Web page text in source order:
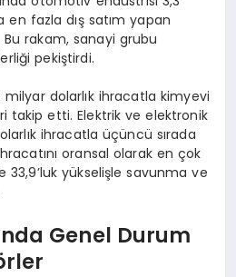
en fazla dış satım yapan
Bu rakam, sanayi grubu
pekiştirdi.
dolarlık ihracatla kimyevi
takip etti. Elektrik ve elektronik
ihracatla üçüncü sırada
oransal olarak en çok
33,9’luk yükselişle savunma ve
Genel Durum